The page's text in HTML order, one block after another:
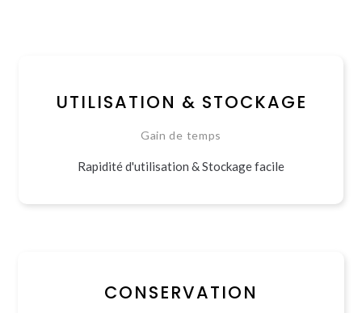
UTILISATION & STOCKAGE
Gain de temps
Rapidité d'utilisation & Stockage facile
CONSERVATION